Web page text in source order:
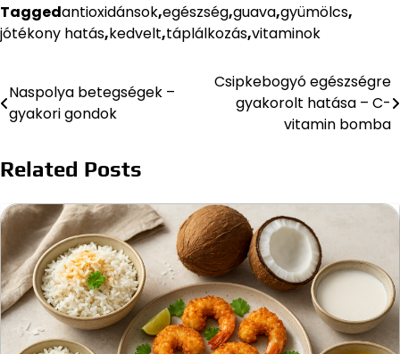
Taggedantioxidánsok,egészség,guava,gyümölcs,
jótékony hatás,kedvelt,táplálkozás,vitaminok
Bejegyzés
navigáció
Naspolya betegségek –
gyakori gondok
Csipkebogyó egészségre
gyakorolt hatása – C-
vitamin bomba
Related Posts